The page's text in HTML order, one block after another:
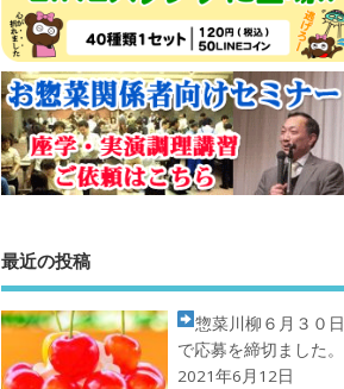
最近の投稿
惣菜川柳 ６月３０日
で応募を締切ました。
2021年6月12日